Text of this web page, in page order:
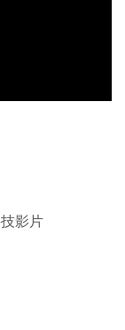
影片